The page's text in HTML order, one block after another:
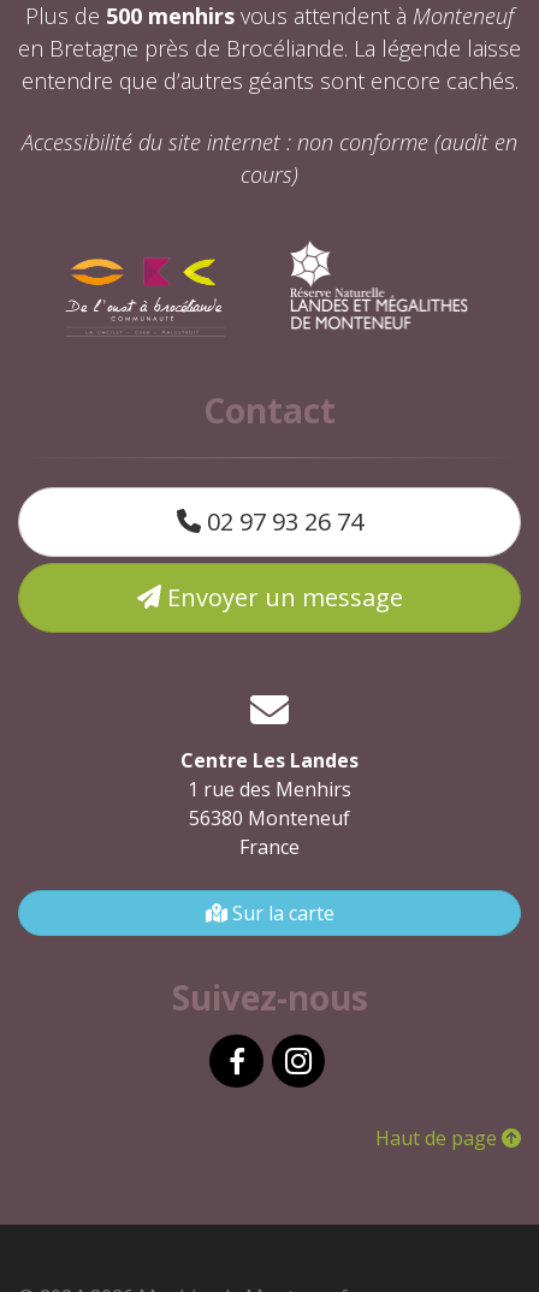
Plus de 500 menhirs vous attendent à Monteneuf
en Bretagne près de Brocéliande. La légende laisse
entendre que d’autres géants sont encore cachés.
Accessibilité du site internet : non conforme (audit en
cours)
Contact
02 97 93 26 74
Envoyer un message
Centre Les Landes
1 rue des Menhirs
56380 Monteneuf
France
Sur la carte
Suivez-nous
Haut de page